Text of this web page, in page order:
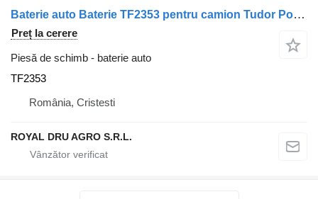
Baterie auto Baterie TF2353 pentru camion Tudor PowerPRO 12V 235Ah 1200A
Preț la cerere
Piesă de schimb - baterie auto
TF2353
România, Cristesti
ROYAL DRU AGRO S.R.L.